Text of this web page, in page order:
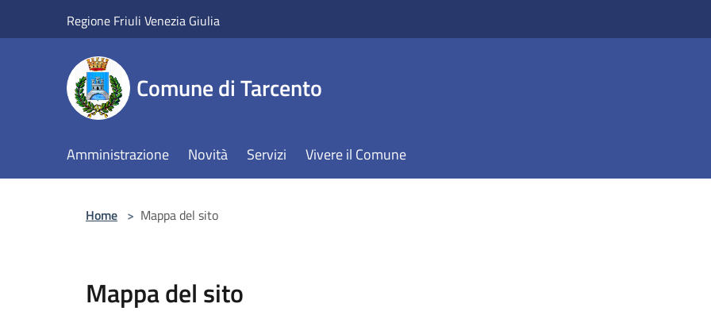
Regione Friuli Venezia Giulia
Comune di Tarcento
Amministrazione Novità Servizi Vivere il Comune
Home > Mappa del sito
Mappa del sito